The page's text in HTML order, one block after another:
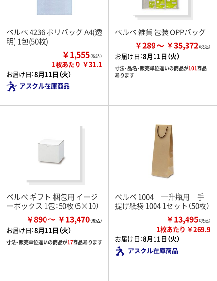
ベルベ 4236 ポリバッグ A4(透
明) 1包(50枚)
￥1,555（税込）
1枚あたり ￥31.1
お届け日：8月11日（火）
アスクル在庫商品
ベルベ 雑貨 包装 OPPバッグ
￥289 ￥35,372
お届け日：8月11日（火）
寸法・品名・販売単位違いの商品が101商品
あります
ベルベ ギフト 梱包用 イージ
ーボックス 1包：50枚（5×10）
￥890 ￥13,470
お届け日：8月11日（火）
寸法・販売単位違いの商品が17商品あります
ベルベ 1004 一升瓶用 手
提げ紙袋 1004 1セット（50枚）
￥13,495（税込）
1枚あたり ￥269.9
お届け日：8月11日（火）
アスクル在庫商品